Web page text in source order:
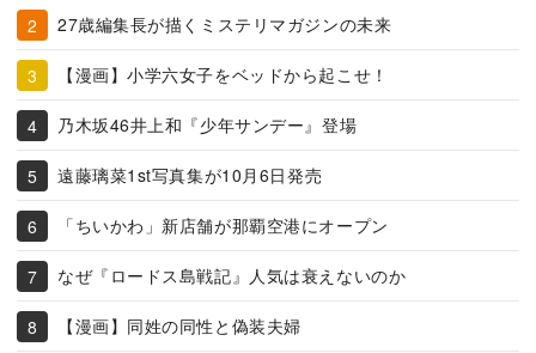
27歳編集長が描くミステリマガジンの未来
【漫画】小学六女子をベッドから起こせ！
乃木坂46井上和『少年サンデー』登場
遠藤璃菜1st写真集が10月6日発売
「ちいかわ」新店舗が那覇空港にオープン
なぜ『ロードス島戦記』人気は衰えないのか
【漫画】同姓の同性と偽装夫婦